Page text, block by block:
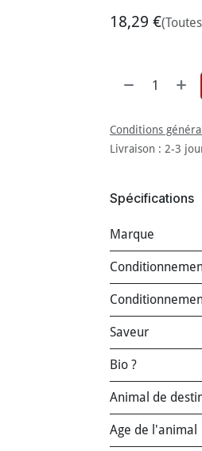
18,29 €
Conditions
Livraison : 2-3
Spécifications
Marque
Saveur
Bio ?
Animal de
Age de l'animal